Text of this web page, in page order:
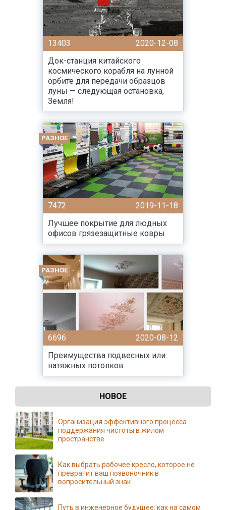
13403
2020-12-08
Док-станция китайского
космического корабля на лунной
орбите для передачи образцов
луны — следующая остановка,
Земля!
РАЗНОЕ
7472
2019-11-18
Лучшее покрытие для людных
офисов грязезащитные ковры
РАЗНОЕ
6696
2020-08-12
Преимущества подвесных или
натяжных потолков
НОВОЕ
Организация эффективного процесса
поддержания чистоты в жилом
пространстве
Как выбрать рабочее кресло, которое не
превратит ваш позвоночник в
вопросительный знак
Путь в инженерное будущее: как на самом